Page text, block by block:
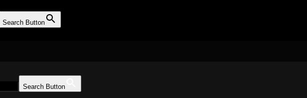
Search Button
Search Button